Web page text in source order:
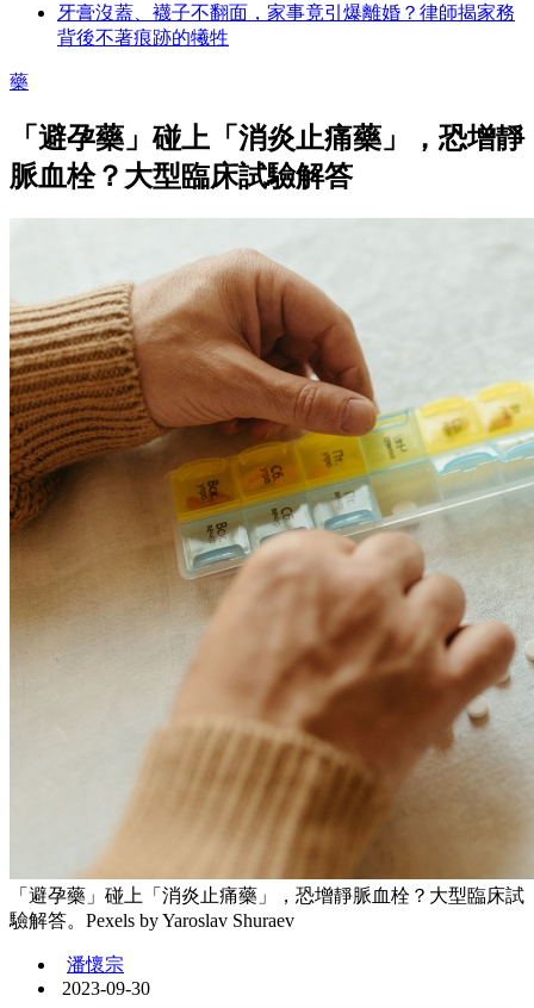
牙膏沒蓋、襪子不翻面，家事竟引爆離婚？律師揭家務
背後不著痕跡的犧牲
藥
「避孕藥」碰上「消炎止痛藥」，恐增靜
脈血栓？大型臨床試驗解答
「避孕藥」碰上「消炎止痛藥」，恐增靜脈血栓？大型臨床試
驗解答。Pexels by Yaroslav Shuraev
潘懷宗
2023-09-30